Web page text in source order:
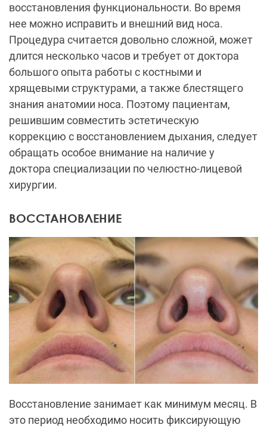
восстановления функциональности. Во время
нее можно исправить и внешний вид носа.
Процедура считается довольно сложной, может
длится несколько часов и требует от доктора
большого опыта работы с костными и
хрящевыми структурами, а также блестящего
знания анатомии носа. Поэтому пациентам,
решившим совместить эстетическую
коррекцию с восстановлением дыхания, следует
обращать особое внимание на наличие у
доктора специализации по челюстно-лицевой
хирургии.
ВОССТАНОВЛЕНИЕ
Восстановление занимает как минимум месяц. В
это период необходимо носить фиксирующую